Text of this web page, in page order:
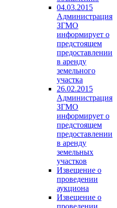
04.03.2015
Администрация
ЗГМО
информирует о
предстоящем
предоставлении
в аренду
земельного
участка
26.02.2015
Администрация
ЗГМО
информирует о
предстоящем
предоставлении
в аренду
земельных
участков
Извещение о
проведении
аукциона
Извещение о
проведении